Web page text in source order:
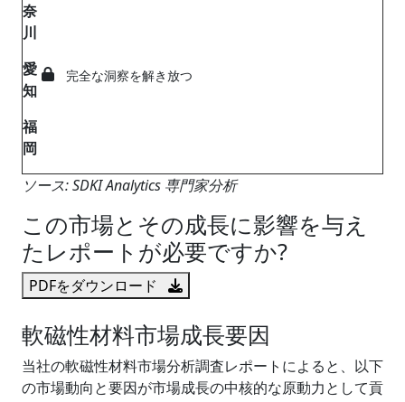
奈
川
完全な洞察を解き放つ
愛
知
福
岡
ソース: SDKI Analytics 専門家分析
この市場とその成長に影響を与え
たレポートが必要ですか?
PDFをダウンロード
軟磁性材料市場成長要因
当社の軟磁性材料市場分析調査レポートによると、以下
の市場動向と要因が市場成長の中核的な原動力として貢